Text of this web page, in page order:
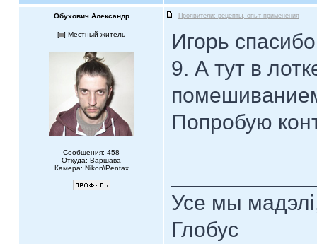
Обухович Александр Проявители: рецепты, опыт применения
[ ] Местный житель
Сообщения: 458
Откуда: Варшава
Камера: Nikon\Pentax
Игорь
9. А тут в
Попробую
Усе мы
Глобус